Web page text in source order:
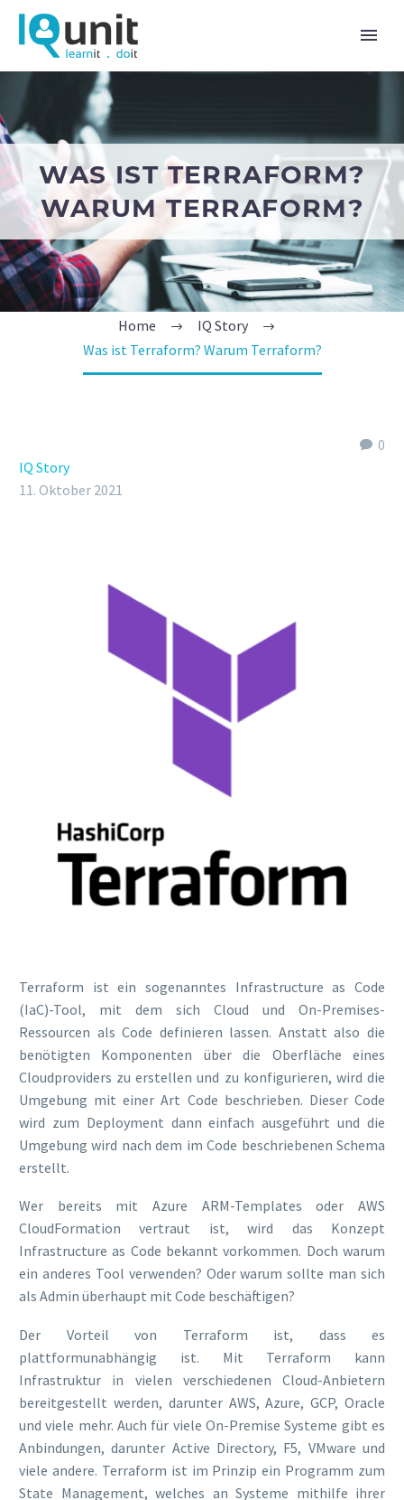
WAS IST TERRAFORM?
WARUM TERRAFORM?
Home
IQ Story
Was ist Terraform? Warum Terraform?
0
IQ Story
11. Oktober 2021
Terraform ist ein sogenanntes Infrastructure as Code
(IaC)-Tool, mit dem sich Cloud und On-Premises-
Ressourcen als Code definieren lassen. Anstatt also die
benötigten Komponenten über die Oberfläche eines
Cloudproviders zu erstellen und zu konfigurieren, wird die
Umgebung mit einer Art Code beschrieben. Dieser Code
wird zum Deployment dann einfach ausgeführt und die
Umgebung wird nach dem im Code beschriebenen Schema
erstellt.
Wer bereits mit Azure ARM-Templates oder AWS
CloudFormation vertraut ist, wird das Konzept
Infrastructure as Code bekannt vorkommen. Doch warum
ein anderes Tool verwenden? Oder warum sollte man sich
als Admin überhaupt mit Code beschäftigen?
Der Vorteil von Terraform ist, dass es
plattformunabhängig ist. Mit Terraform kann
Infrastruktur in vielen verschiedenen Cloud-Anbietern
bereitgestellt werden, darunter AWS, Azure, GCP, Oracle
und viele mehr. Auch für viele On-Premise Systeme gibt es
Anbindungen, darunter Active Directory, F5, VMware und
viele andere. Terraform ist im Prinzip ein Programm zum
State Management, welches an Systeme mithilfe ihrer